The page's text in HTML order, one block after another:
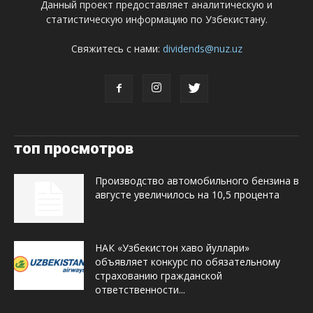
Данный проект предоставляет аналитическую и
статистическую информацию по Узбекистану.
Свяжитесь с нами: dividends@nuz.uz
топ просмотров
Производство автомобильного бензина в
августе увеличилось на 10,5 процента
НАК «Узбекистон хаво йуллари»
объявляет конкурс по обязательному
страхованию гражданской
ответственности...